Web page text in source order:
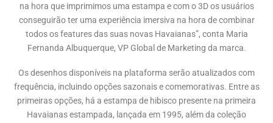
na hora que imprimimos uma estampa e com o 3D os usuários
conseguirão ter uma experiência imersiva na hora de combinar
todos os features das suas novas Havaianas”, conta Maria
Fernanda Albuquerque, VP Global de Marketing da marca.
Os desenhos disponíveis na plataforma serão atualizados com
frequência, incluindo opções sazonais e comemorativas. Entre as
primeiras opções, há a estampa de hibisco presente na primeira
Havaianas estampada, lançada em 1995, além da coleção